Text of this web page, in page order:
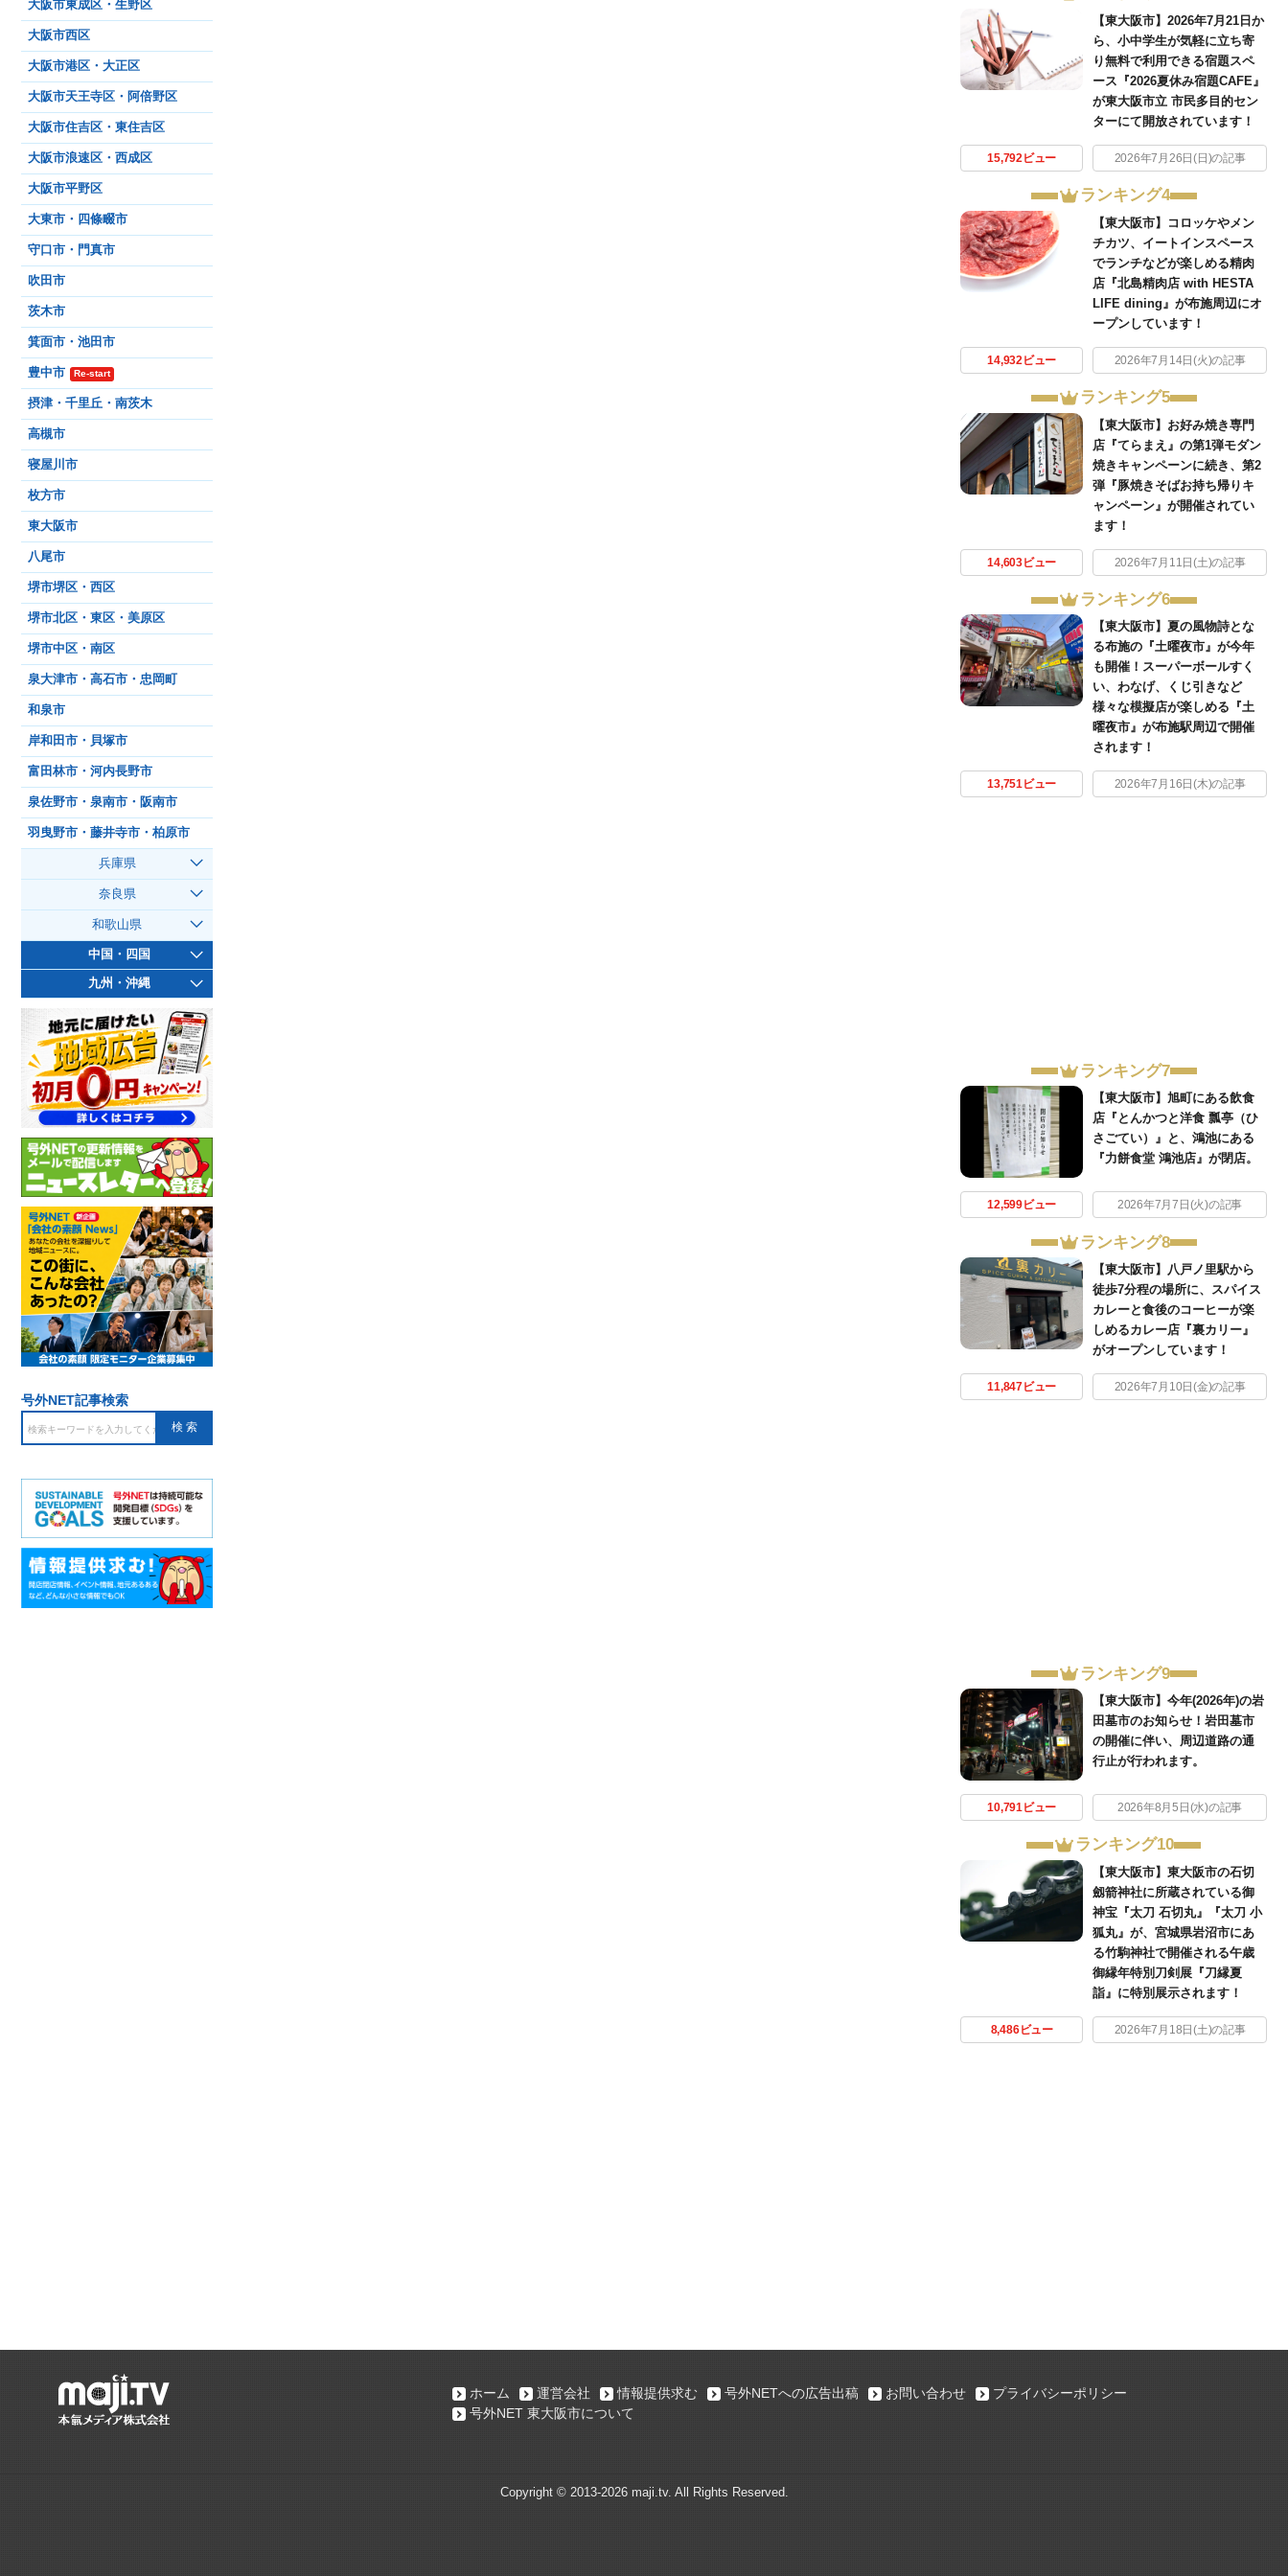
【東大阪市】2026年7月21日か
ら、小中学生が気軽に立ち寄
り無料で利用できる宿題スペ
ース『2026夏休み宿題CAFE』
が東大阪市立 市民多目的セン
ターにて開放されています！
15,792ビュー 2026年7月26日(日)の記事
ランキング4
【東大阪市】コロッケやメン
チカツ、イートインスペース
でランチなどが楽しめる精肉
店『北島精肉店 with HESTA
LIFE dining』が布施周辺にオ
ープンしています！
14,932ビュー 2026年7月14日(火)の記事
ランキング5
【東大阪市】お好み焼き専門
店『てらまえ』の第1弾モダン
焼きキャンペーンに続き、第2
弾『豚焼きそばお持ち帰りキ
ャンペーン』が開催されてい
ます！
14,603ビュー 2026年7月11日(土)の記事
ランキング6
【東大阪市】夏の風物詩とな
る布施の『土曜夜市』が今年
も開催！スーパーボールすく
い、わなげ、くじ引きなど
様々な模擬店が楽しめる『土
曜夜市』が布施駅周辺で開催
されます！
13,751ビュー 2026年7月16日(木)の記事
ランキング7
【東大阪市】旭町にある飲食
店『とんかつと洋食 瓢亭（ひ
さごてい）』と、鴻池にある
『力餅食堂 鴻池店』が閉店。
12,599ビュー 2026年7月7日(火)の記事
ランキング8
【東大阪市】八戸ノ里駅から
徒歩7分程の場所に、スパイス
カレーと食後のコーヒーが楽
しめるカレー店『裏カリー』
がオープンしています！
11,847ビュー 2026年7月10日(金)の記事
ランキング9
【東大阪市】今年(2026年)の岩
田墓市のお知らせ！岩田墓市
の開催に伴い、周辺道路の通
行止が行われます。
10,791ビュー 2026年8月5日(水)の記事
ランキング10
【東大阪市】東大阪市の石切
劔箭神社に所蔵されている御
神宝『太刀 石切丸』『太刀 小
狐丸』が、宮城県岩沼市にあ
る竹駒神社で開催される午歳
御縁年特別刀剣展『刀縁夏
詣』に特別展示されます！
8,486ビュー 2026年7月18日(土)の記事
大阪市東成区・生野区
大阪市西区
大阪市港区・大正区
大阪市天王寺区・阿倍野区
大阪市住吉区・東住吉区
大阪市浪速区・西成区
大阪市平野区
大東市・四條畷市
守口市・門真市
吹田市
茨木市
箕面市・池田市
豊中市 Re-start
摂津・千里丘・南茨木
高槻市
寝屋川市
枚方市
東大阪市
八尾市
堺市堺区・西区
堺市北区・東区・美原区
堺市中区・南区
泉大津市・高石市・忠岡町
和泉市
岸和田市・貝塚市
富田林市・河内長野市
泉佐野市・泉南市・阪南市
羽曳野市・藤井寺市・柏原市
兵庫県
奈良県
和歌山県
中国・四国
九州・沖縄
号外NET記事検索
ホーム 運営会社 情報提供求む 号外NETへの広告出稿 お問い合わせ
プライバシーポリシー
号外NET 東大阪市について
Copyright © 2013-2026 maji.tv. All Rights Reserved.